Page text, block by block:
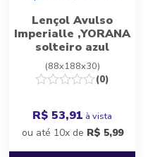
Lençol Avulso
Imperialle ,YORANA
solteiro azul
(88x188x30)
(0)
R$ 53,91 à vista
ou até 10x de R$ 5,99